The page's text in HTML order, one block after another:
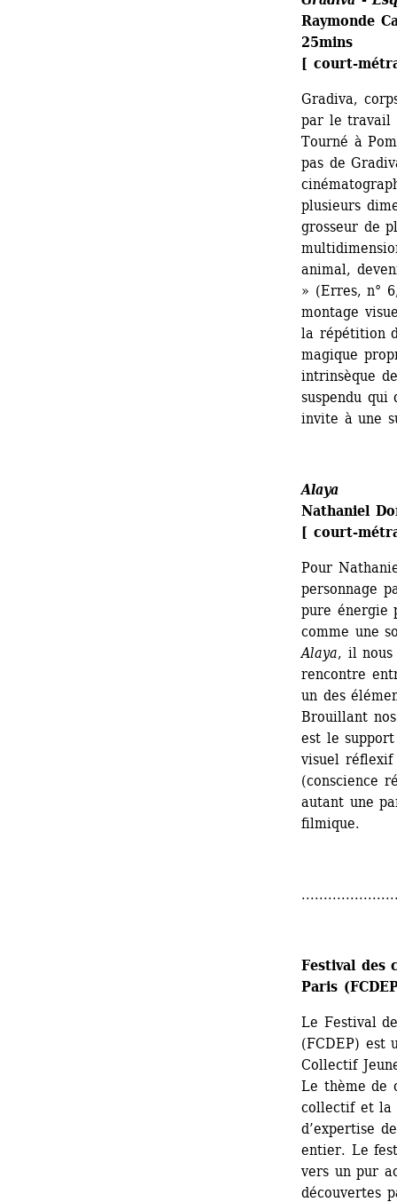
Raymonde
25mins
[ court-
Gradiva,
par le travail
Tourné à
pas de
plusieurs
grosseur de
animal,
» (Erres, n°
montage
la répétition
magique
intrinsèque
suspendu qui
invite à une
Alaya
Nathaniel
[ court-
Pour
personnage
pure énergie
comme une
Alaya, il nous
rencontre
un des
Brouillant
est le
visuel réflexif
(conscience
autant une
filmique.
Festival des
Paris
Le Festival
(FCDEP) est
Collectif
Le thème de
collectif et la
d’expertise
entier. Le
vers un pur
découvertes